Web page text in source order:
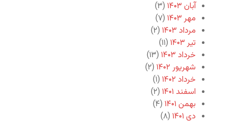
آبان ۱۴۰۳
(۳)
مهر ۱۴۰۳
(۷)
مرداد ۱۴۰۳
(۲)
تیر ۱۴۰۳
(۱۱)
خرداد ۱۴۰۳
(۱۳)
شهریور ۱۴۰۲
(۲)
خرداد ۱۴۰۲
(۱)
اسفند ۱۴۰۱
(۲)
بهمن ۱۴۰۱
(۴)
دی ۱۴۰۱
(۸)